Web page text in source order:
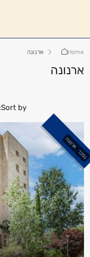
Home ארנונה
ארנונה
Sort by:
נמכר
ארנונה